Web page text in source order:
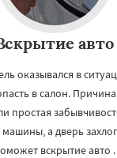
авто
оказывался в
в салон.
простая
а дверь
вскрытие авто .